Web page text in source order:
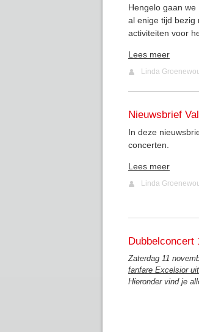
Hengelo gaan
al enige tijd bezig
activiteiten voor
Lees meer
Linda
Nieuwsbrief
In deze
concerten.
Lees meer
Linda
Dubbelconcert
Zaterdag 11
fanfare Excelsior
Hieronder vind je